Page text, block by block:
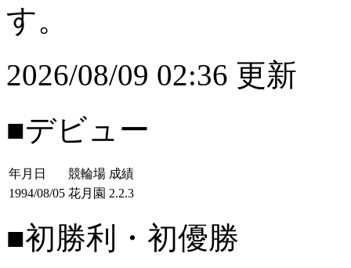
す。
2026/08/09 02:36 更新
■デビュー
年月日 競輪場 成績
1994/08/05 花月園 2.2.3
■初勝利・初優勝